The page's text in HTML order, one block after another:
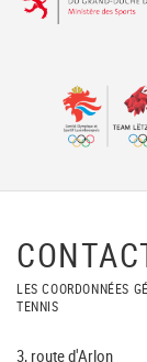
LES COORDONNÉES
TENNIS
3, route d'Arlon